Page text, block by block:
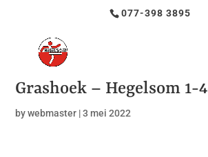
077-398 3895
Grashoek – Hegelsom 1-4
bywebmaster |3 mei 2022